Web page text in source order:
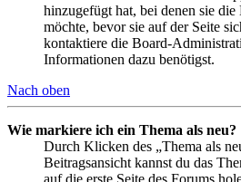
hinzugefügt hat, bei denen sie die
möchte, bevor sie auf der Seite
kontaktiere die Board-
Informationen dazu benötigst.
Nach oben
Wie markiere ich ein Thema als neu?
Durch Klicken des „Thema als
Beitragsansicht kannst du das
auf die erste Seite des Forums